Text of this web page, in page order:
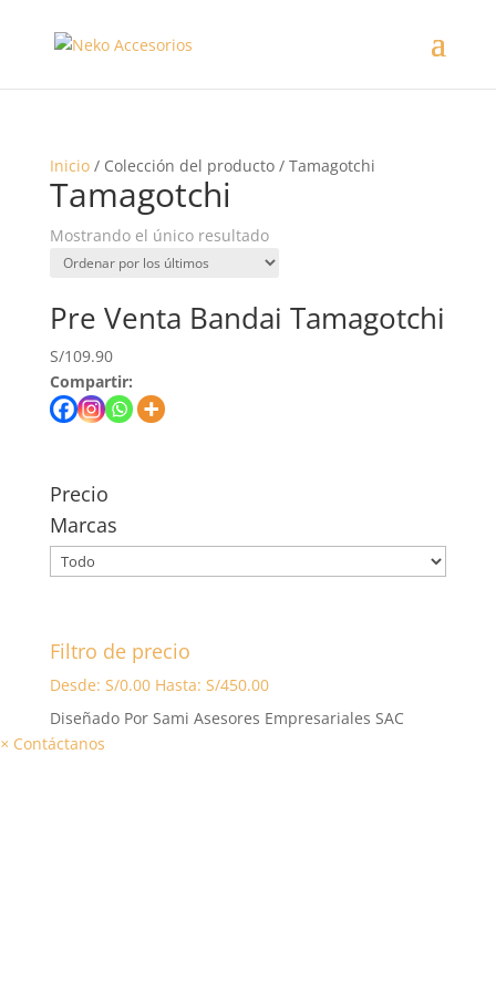
Inicio/ Colección del producto / Tamagotchi
Tamagotchi
Mostrando el único resultado
Pre Venta Bandai Tamagotchi
S/109.90
Compartir:
Precio
Marcas
Filtro de precio
Desde: S/0.00Hasta: S/450.00
Diseñado Por Sami Asesores Empresariales SAC
× Contáctanos